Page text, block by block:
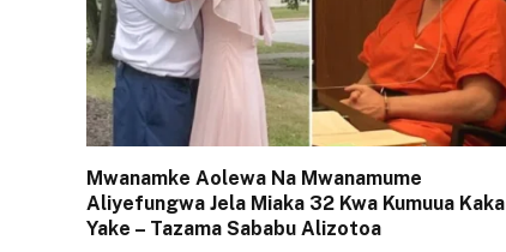
Mwanamke Aolewa Na Mwanamume
Aliyefungwa Jela Miaka 32 Kwa Kumuua Kaka
Yake – Tazama Sababu Alizotoa